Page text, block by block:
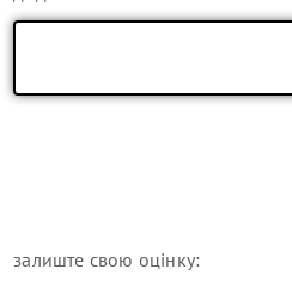
залиште свою оцінку: